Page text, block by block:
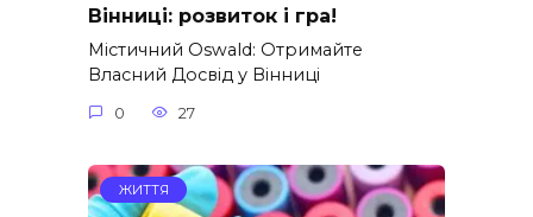
Вінниці: розвиток і гра!
Містичний Oswald: Отримайте
Власний Досвід у Вінниці
0 27
ЖИТТЯ